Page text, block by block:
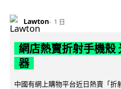
Lawton 1 日
網店熱賣折射手機殼
器
中國有網上購物平台近日熱賣「折